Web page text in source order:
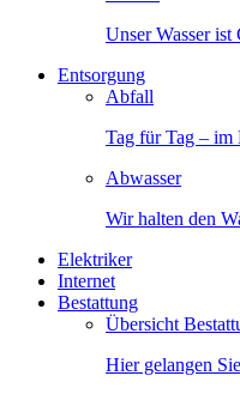
Unser Wasser ist
Entsorgung
Abfall
Tag für Tag – im
Abwasser
Wir halten den
Elektriker
Internet
Bestattung
Übersicht
Hier gelangen